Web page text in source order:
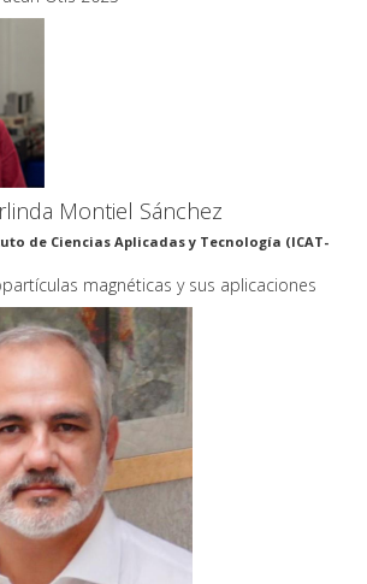
Montiel Sánchez
de Ciencias Aplicadas y Tecnología (ICAT-
magnéticas y sus aplicaciones